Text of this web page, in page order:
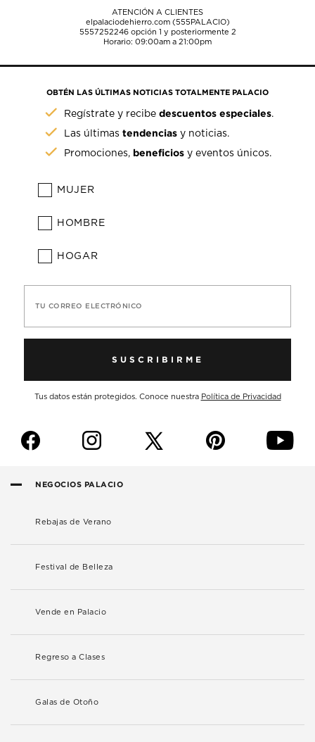
ATENCIÓN A CLIENTES
elpalaciodehierro.com (555PALACIO)
5557252246opción 1 y posteriormente 2
Horario: 09:00am a 21:00pm
OBTÉN LAS ÚLTIMAS NOTICIAS TOTALMENTE PALACIO
Regístrate y recibedescuentos especiales.
Las últimastendencias y noticias.
Promociones, beneficios y eventos únicos.
MUJER
HOMBRE
HOGAR
TU CORREO ELECTRÓNICO
SUSCRIBIRME
Tus datos están protegidos. Conoce nuestra Política de Privacidad
f i p y
NEGOCIOS PALACIO
Rebajas de Verano
Festival de Belleza
Vende en Palacio
Regreso a Clases
Galas de Otoño